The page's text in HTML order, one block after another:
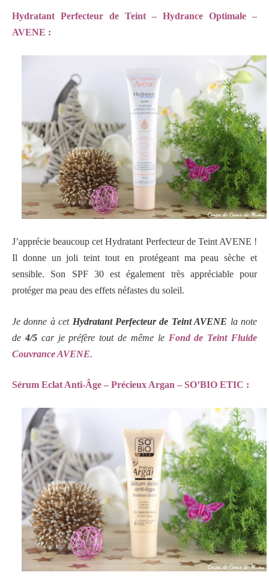
Hydratant Perfecteur de Teint – Hydrance Optimale –
AVENE :
J’apprécie beaucoup cet Hydratant Perfecteur de Teint AVENE !
Il donne un joli teint tout en protégeant ma peau sèche et
sensible. Son SPF 30 est également très appréciable pour
protéger ma peau des effets néfastes du soleil.
Je donne à cet Hydratant Perfecteur de Teint AVENE la note
de 4/5car je préfère tout de même le Fond de Teint Fluide
Couvrance AVENE.
Sérum Eclat Anti-Âge – Précieux Argan – SO’BIO ETIC :